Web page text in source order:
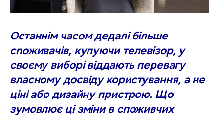
Останнім часом дедалі більше
споживачів, купуючи телевізор, у
своєму виборі віддають перевагу
власному досвіду користування, а не
ціні або дизайну пристрою. Що
зумовлює ці зміни в споживчих